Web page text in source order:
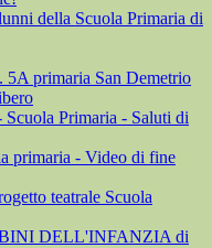
della Scuola Primaria di
5A primaria San Demetrio
Primaria - Saluti di
primaria - Video di fine
teatrale Scuola
DELL'INFANZIA di